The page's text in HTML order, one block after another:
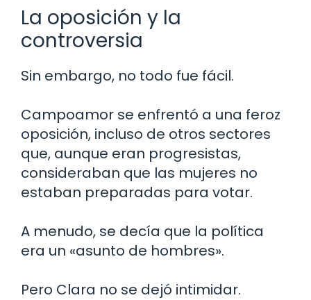
La oposición y la
controversia
Sin embargo, no todo fue fácil.
Campoamor se enfrentó a una feroz
oposición, incluso de otros sectores
que, aunque eran progresistas,
consideraban que las mujeres no
estaban preparadas para votar.
A menudo, se decía que la política
era un «asunto de hombres».
Pero Clara no se dejó intimidar.